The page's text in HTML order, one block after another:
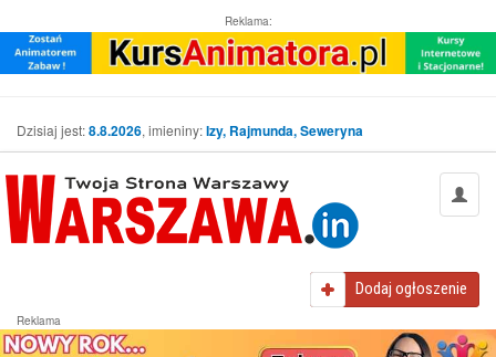
Reklama:
Dzisiaj jest:8.8.2026, imieniny:Izy, Rajmunda, Seweryna
Dodaj ogłoszenie
Reklama